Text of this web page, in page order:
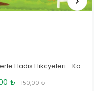
Afişlerle Hadis Hikayeleri - Komisyon
120,00 ₺